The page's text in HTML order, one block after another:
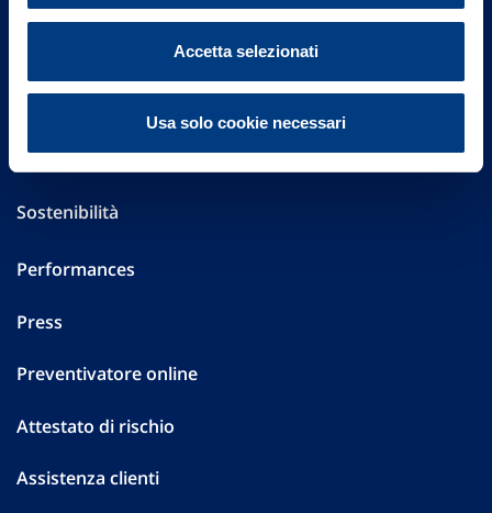
Accetta selezionati
Usa solo cookie necessari
Altre informazioni
Sostenibilità
Performances
Press
Preventivatore online
Attestato di rischio
Assistenza clienti